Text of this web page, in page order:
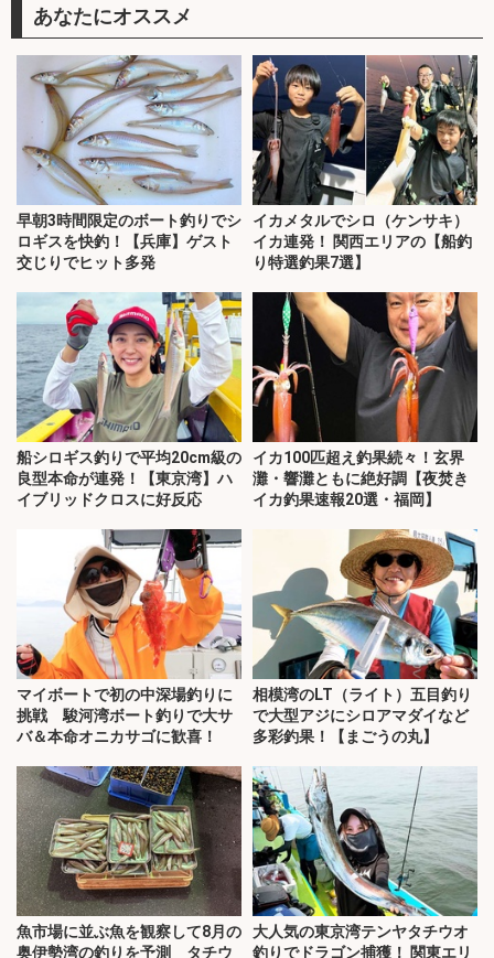
あなたにオススメ
早朝3時間限定のボート釣りでシ
ロギスを快釣！【兵庫】ゲスト
交じりでヒット多発
イカメタルでシロ（ケンサキ）
イカ連発！ 関西エリアの【船釣
り特選釣果7選】
船シロギス釣りで平均20cm級の
良型本命が連発！【東京湾】ハ
イブリッドクロスに好反応
イカ100匹超え釣果続々！玄界
灘・響灘ともに絶好調【夜焚き
イカ釣果速報20選・福岡】
マイボートで初の中深場釣りに
挑戦 駿河湾ボート釣りで大サ
バ＆本命オニカサゴに歓喜！
相模湾のLT（ライト）五目釣り
で大型アジにシロアマダイなど
多彩釣果！【まごうの丸】
魚市場に並ぶ魚を観察して8月の
奥伊勢湾の釣りを予測 タチウ
大人気の東京湾テンヤタチウオ
釣りでドラゴン捕獲！ 関東エリ